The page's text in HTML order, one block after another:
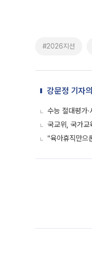
#2026지선
강문정 기자
수능 절대평가
국교위, 국가
"육아휴직만으